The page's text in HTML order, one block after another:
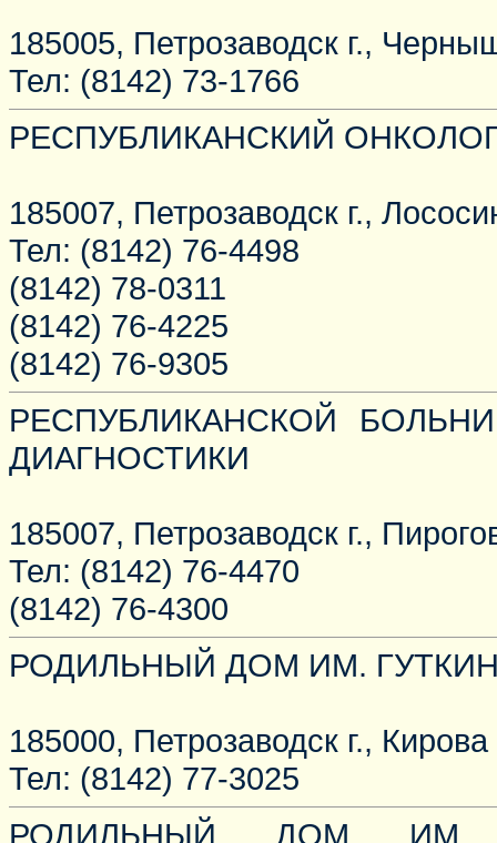
185005, Петрозаводск г.,
Тел: (8142) 73-1766
РЕСПУБЛИКАНСКИЙ
185007, Петрозаводск г.,
Тел: (8142) 76-4498
(8142) 78-0311
(8142) 76-4225
(8142) 76-9305
РЕСПУБЛИКАНСКОЙ
ДИАГНОСТИКИ
185007, Петрозаводск г.,
Тел: (8142) 76-4470
(8142) 76-4300
РОДИЛЬНЫЙ ДОМ ИМ.
185000, Петрозаводск г.,
Тел: (8142) 77-3025
РОДИЛЬНЫЙ ДОМ ИМ.